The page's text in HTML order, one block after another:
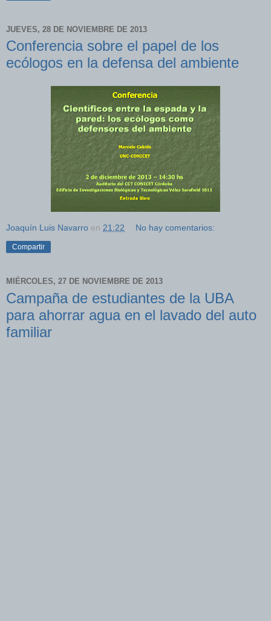
JUEVES, 28 DE NOVIEMBRE DE 2013
Conferencia sobre el papel de los
ecólogos en la defensa del ambiente
Joaquín Luis Navarro en 21:22 No hay comentarios:
Compartir
MIÉRCOLES, 27 DE NOVIEMBRE DE 2013
Campaña de estudiantes de la UBA
para ahorrar agua en el lavado del auto
familiar